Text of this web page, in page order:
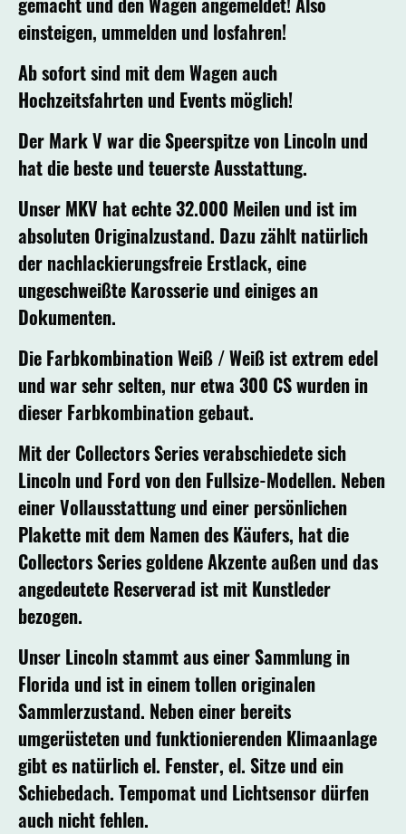
einsteigen, ummelden und losfahren!
Ab sofort sind mit dem Wagen auch
Hochzeitsfahrten und Events möglich!
Der Mark V war die Speerspitze von Lincoln und
hat die beste und teuerste Ausstattung.
Unser MKV hat echte 32.000 Meilen und ist im
absoluten Originalzustand. Dazu zählt natürlich
der nachlackierungsfreie Erstlack, eine
ungeschweißte Karosserie und einiges an
Dokumenten.
Die Farbkombination Weiß / Weiß ist extrem edel
und war sehr selten, nur etwa 300 CS wurden in
dieser Farbkombination gebaut.
Mit der Collectors Series verabschiedete sich
Lincoln und Ford von den Fullsize-Modellen. Neben
einer Vollausstattung und einer persönlichen
Plakette mit dem Namen des Käufers, hat die
Collectors Series goldene Akzente außen und das
angedeutete Reserverad ist mit Kunstleder
bezogen.
Unser Lincoln stammt aus einer Sammlung in
Florida und ist in einem tollen originalen
Sammlerzustand. Neben einer bereits
umgerüsteten und funktionierenden Klimaanlage
gibt es natürlich el. Fenster, el. Sitze und ein
Schiebedach. Tempomat und Lichtsensor dürfen
auch nicht fehlen.